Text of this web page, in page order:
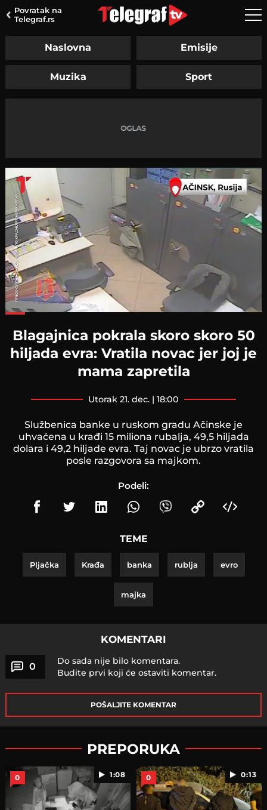
Povratak na
Telegraf.rs
Naslovna Emisije
Muzika Sport
Blagajnica pokrala skoro skoro 50
hiljada evra: Vratila novac jer joj je
mama zapretila
utorak 21. dec. | 18:00
Službenica banke u ruskom gradu Ačinske je
uhvaćena u krađi 15 miliona rubalja, 49,5 hiljada
dolara i 49,2 hiljade evra. Taj novac je ubrzo vratila
posle razgovora sa majkom.
Podeli:
TEME
Pljačka Krađa banka rublja evro
majka
KOMENTARI
0
Do sada nije bilo komentara.
Budite prvi koji će ostaviti komentar.
POŠALJITE KOMENTAR
PREPORUKA
1:08
0 0:13
0